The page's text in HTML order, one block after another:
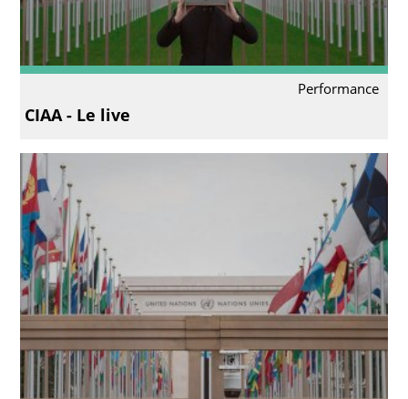
Performance
CIAA - Le live